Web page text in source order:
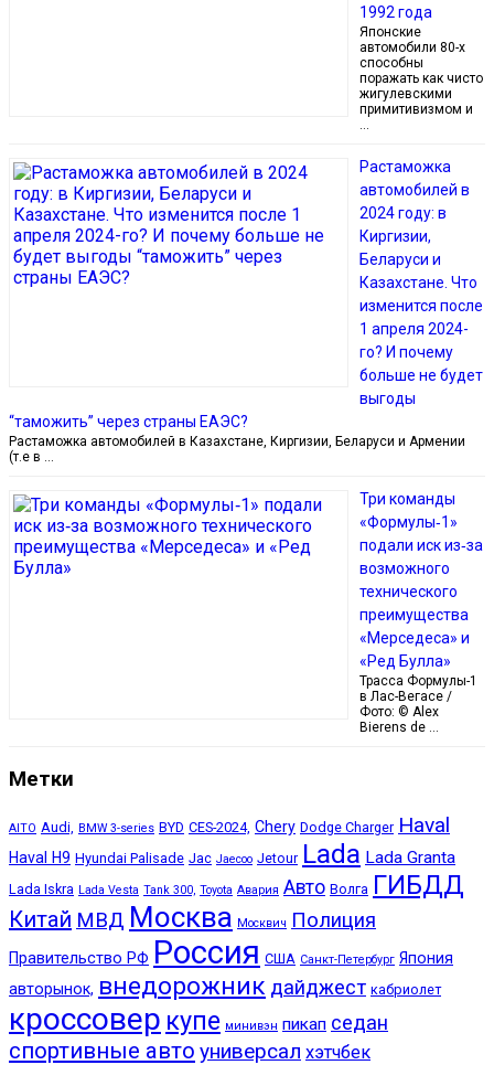
1992 года
Японские
автомобили 80-х
способны
поражать как чисто
жигулевскими
примитивизмом и
Растаможка
автомобилей в
2024 году: в
Киргизии,
Беларуси и
Казахстане. Что
изменится после
1 апреля 2024-
го? И почему
больше не будет
выгоды
“таможить” через страны ЕАЭС?
Растаможка автомобилей в Казахстане, Киргизии, Беларуси и Армении
(т.е в …
Три команды
«Формулы‑1»
подали иск из‑за
возможного
технического
преимущества
«Мерседеса» и
«Ред Булла»
Трасса Формулы-1
в Лас-Вегасе /
Фото: © Alex
Bierens de …
Метки
AITO Audi, BMW 3-series BYD CES-2024, Chery Dodge Charger Haval
Haval H9 Hyundai Palisade Jac Jaecoo Jetour Lada Lada Granta
Lada Iskra Lada Vesta Tank 300, Toyota Авария Авто Волга ГИБДД
Китай МВД Москва Москвич Полиция
Правительство РФ Россия США Санкт-Петербург Япония
авторынок, внедорожник дайджест кабриолет
кроссовер купе минивэн пикап седан
спортивные авто универсал хэтчбек